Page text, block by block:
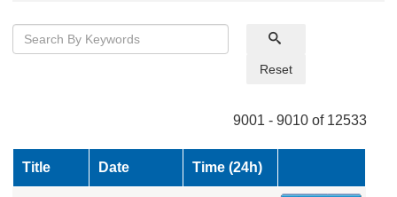
Reset
9001 - 9010 of 12533
Title Date Time (24h)